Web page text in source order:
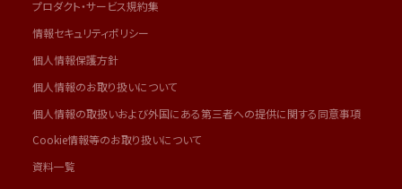
プロダクト・サービス規約集
情報セキュリティポリシー
個人情報保護方針
個人情報のお取り扱いについて
個人情報の取扱いおよび外国にある第三者への提供に関する同意事項
Cookie情報等のお取り扱いについて
資料一覧